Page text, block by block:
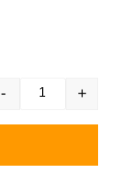
BUFF
- +